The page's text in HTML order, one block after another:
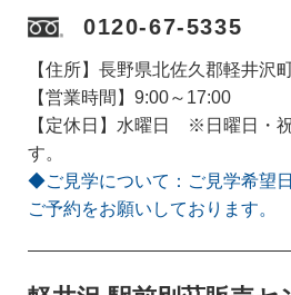
0120-67-5335
【住所】長野県北佐久郡軽井沢
【営業時間】9:00～17:00
【定休日】水曜日 ※日曜日・
す。
◆ご見学について：ご見学希望
ご予約をお願いしております。